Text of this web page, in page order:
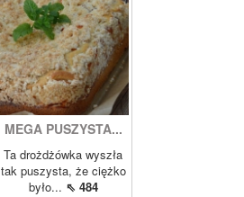
MEGA PUSZYSTA...
Ta drożdżówka wyszła
tak puszysta, że ciężko
było... ⇖ 484